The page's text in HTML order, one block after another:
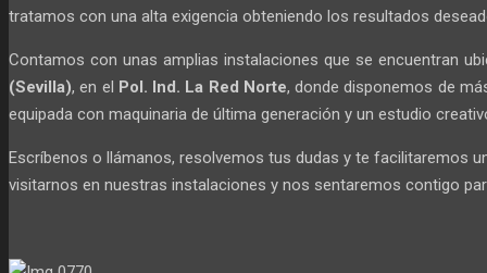
tratamos con una alta exigencia obteniendo los resultados
Contamos con unas amplias instalaciones que se encuentran
(Sevilla), en el Pol. Ind. La Red Norte, donde disponemos de
equipada con maquinaria de última generación y un estudio
Escríbenos o llámanos, resolvemos tus dudas y te facilitaremos
visitarnos en nuestras instalaciones y nos sentaremos contigo